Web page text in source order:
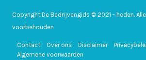
Copyright De Bedrijvengids © 2021 - heden.
voorbehouden
Contact Over ons Disclaimer
Algemene voorwaarden